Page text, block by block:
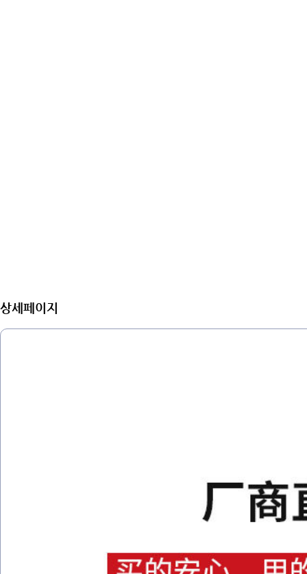
상세페이지